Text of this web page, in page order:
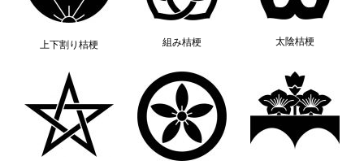
上下割り桔梗 組み桔梗 太陰桔梗